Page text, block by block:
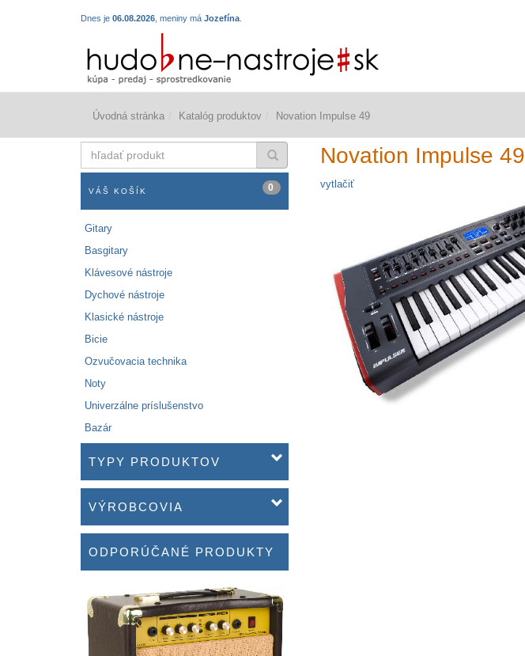
Dnes je 06.08.2026 , meniny má Jozefína
Úvodná stránka Katalóg produktov Novation Impulse 49
produkt
VÁŠ KOŠÍK 0
Gitary
Basgitary
Klávesové nástroje
Dychové nástroje
Klasické nástroje
Bicie
Ozvučovacia technika
Noty
Univerzálne príslušenstvo
Bazár
TYPY PRODUKTOV
VÝROBCOVIA
ODPORÚČANÉ PRODUKTY
Novation Impulse 49
vytlačiť